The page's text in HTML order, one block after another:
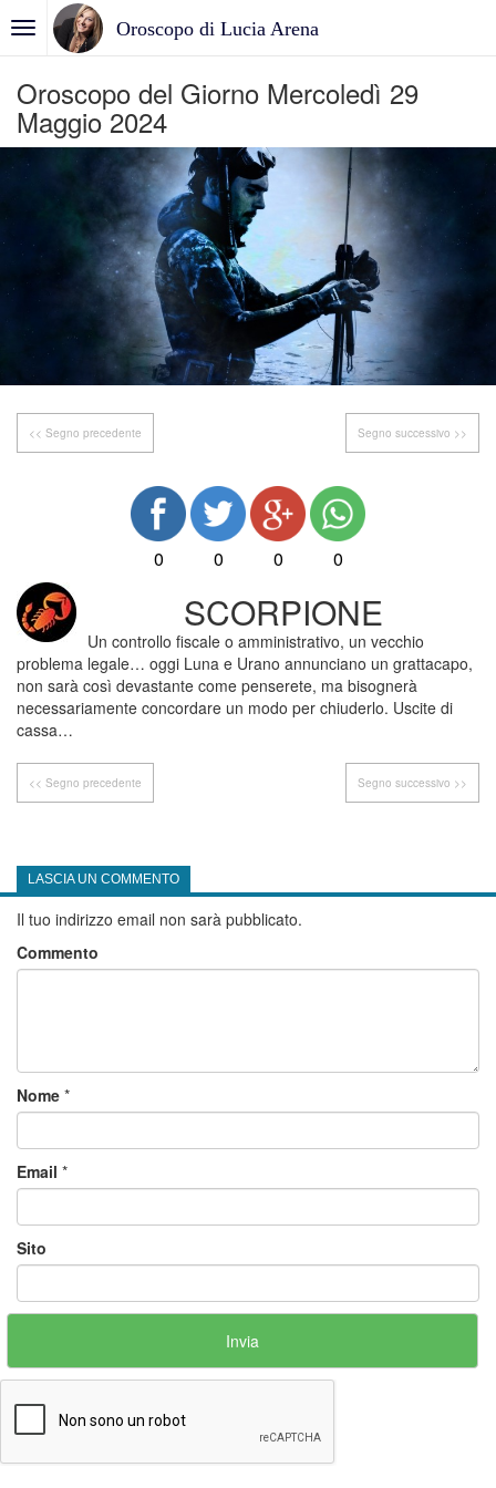
Oroscopo di Lucia Arena
Oroscopo del Giorno Mercoledì 29
Maggio 2024
<< Segno precedente Segno successivo >>
0 0 0 0
SCORPIONE
Un controllo fiscale o amministrativo, un vecchio
problema legale… oggi Luna e Urano annunciano un grattacapo,
non sarà così devastante come penserete, ma bisognerà
necessariamente concordare un modo per chiuderlo. Uscite di
cassa…
<< Segno precedente Segno successivo >>
LASCIA UN COMMENTO
Il tuo indirizzo email non sarà pubblicato.
Commento
Nome *
Email *
Sito